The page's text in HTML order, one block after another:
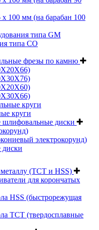
100 мм (на барабан 100
типа GM
типа СО
фрезы по камню
круги
круги
шлифовальные диски
электрокорунд)
диски
(TCT и HSS)
для корончатых
HSS (быстрорежущая
TCT (твердосплавные